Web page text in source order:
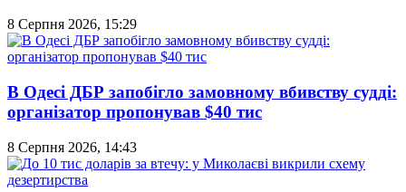
8 Серпня 2026, 15:29
В Одесі ДБР запобігло замовному вбивству судді:
організатор пропонував $40 тис
8 Серпня 2026, 14:43